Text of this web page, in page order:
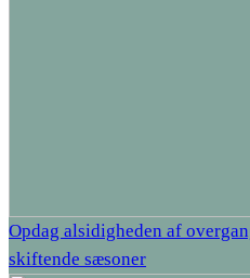
Opdag alsidigheden af
skiftende sæsoner